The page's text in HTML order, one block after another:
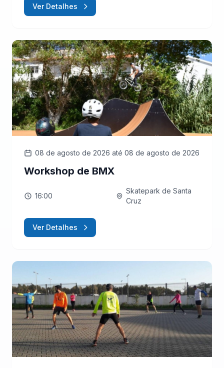
Ver Detalhes
08 de agosto de 2026 até 08 de agosto de 2026
Workshop de BMX
16:00
Skatepark de Santa
Cruz
Ver Detalhes